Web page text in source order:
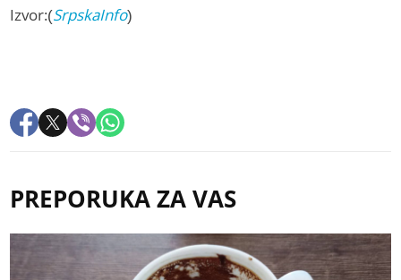
Izvor:(SrpskaInfo)
PREPORUKA ZA VAS